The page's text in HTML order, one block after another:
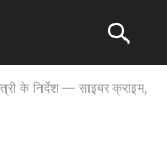
के निर्देश — साइबर क्राइम,